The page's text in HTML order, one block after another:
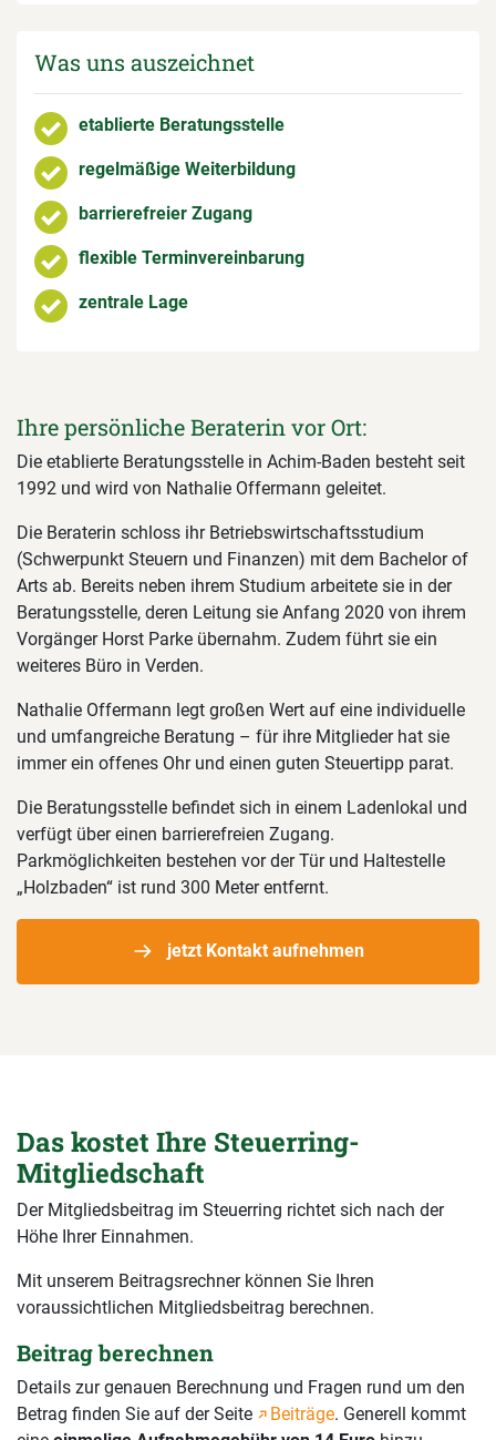
Was uns auszeichnet
etablierte Beratungsstelle
regelmäßige Weiterbildung
barrierefreier Zugang
flexible Terminvereinbarung
zentrale Lage
Ihre persönliche Beraterin vor Ort:
Die etablierte Beratungsstelle in Achim-Baden besteht seit
1992 und wird von Nathalie Offermann geleitet.
Die Beraterin schloss ihr Betriebswirtschaftsstudium
(Schwerpunkt Steuern und Finanzen) mit dem Bachelor of
Arts ab. Bereits neben ihrem Studium arbeitete sie in der
Beratungsstelle, deren Leitung sie Anfang 2020 von ihrem
Vorgänger Horst Parke übernahm. Zudem führt sie ein
weiteres Büro in Verden.
Nathalie Offermann legt großen Wert auf eine individuelle
und umfangreiche Beratung – für ihre Mitglieder hat sie
immer ein offenes Ohr und einen guten Steuertipp parat.
Die Beratungsstelle befindet sich in einem Ladenlokal und
verfügt über einen barrierefreien Zugang.
Parkmöglichkeiten bestehen vor der Tür und Haltestelle
„Holzbaden“ ist rund 300 Meter entfernt.
jetzt Kontakt aufnehmen
Das kostet Ihre Steuerring-
Mitgliedschaft
Der Mitgliedsbeitrag im Steuerring richtet sich nach der
Höhe Ihrer Einnahmen.
Mit unserem Beitragsrechner können Sie Ihren
voraussichtlichen Mitgliedsbeitrag berechnen.
Beitrag berechnen
Details zur genauen Berechnung und Fragen rund um den
Betrag finden Sie auf der Seite
Beiträge. Generell kommt